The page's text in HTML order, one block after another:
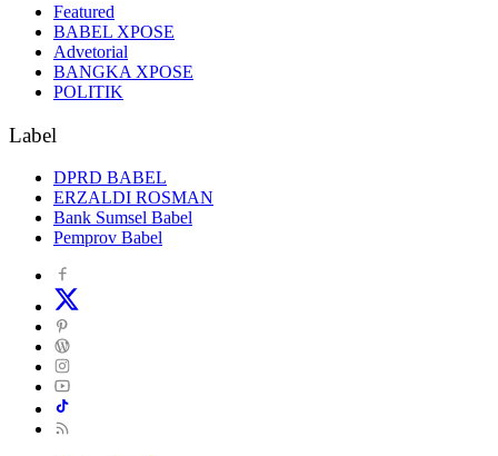
Featured
BABEL XPOSE
Advetorial
BANGKA XPOSE
POLITIK
Label
DPRD BABEL
ERZALDI ROSMAN
Bank Sumsel Babel
Pemprov Babel